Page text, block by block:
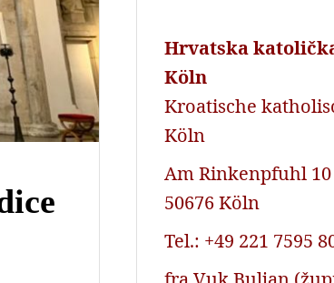
Hrvatska
Köln
Kroatische
Köln
Am Rinkenpfuhl 10
50676 Köln
Tel.: +49 221 7595